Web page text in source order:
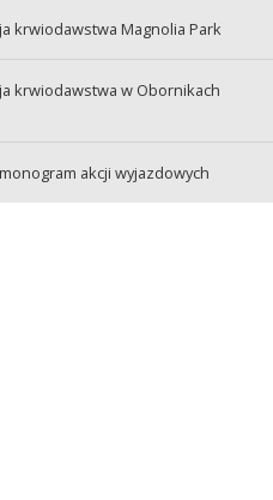
krwiodawstwa Magnolia Park
krwiodawstwa w Obornikach
akcji wyjazdowych